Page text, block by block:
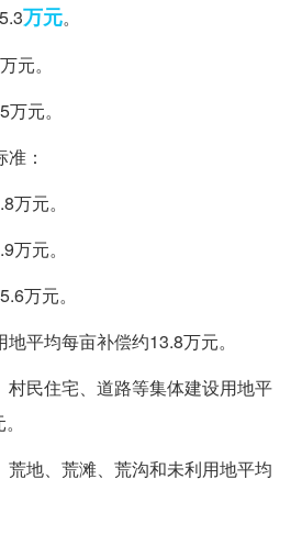
万元。
元。
元。
：
元。
元。
万元。
平均每亩补偿约13.8万元。
村民住宅、道路等集体建设用地平
荒地、荒滩、荒沟和未利用地平均